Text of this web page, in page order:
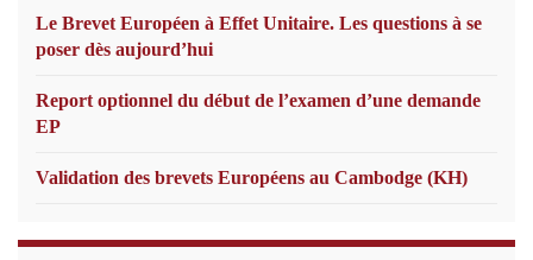
Le Brevet Européen à Effet Unitaire. Les questions à se
poser dès aujourd’hui
Report optionnel du début de l’examen d’une demande
EP
Validation des brevets Européens au Cambodge (KH)